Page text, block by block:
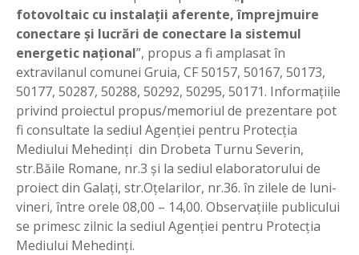
fotovoltaic cu instalaţii aferente, împrejmuire
conectare şi lucrări de conectare la sistemul
energetic naţional”, propus a fi amplasat în
extravilanul comunei Gruia, CF 50157, 50167, 50173,
50177, 50287, 50288, 50292, 50295, 50171. Informaţiile
privind proiectul propus/memoriul de prezentare pot
fi consultate la sediul Agenţiei pentru Protecţia
Mediului Mehedinţi din Drobeta Turnu Severin,
str.Băile Romane, nr.3 şi la sediul elaboratorului de
proiect din Galaţi, str.Oţelarilor, nr.36. în zilele de luni-
vineri, între orele 08,00 – 14,00. Observaţiile publicului
se primesc zilnic la sediul Agenţiei pentru Protecţia
Mediului Mehedinţi.